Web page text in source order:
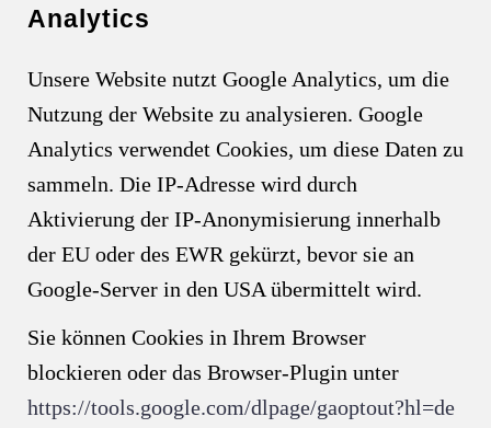
Analytics
Unsere Website nutzt Google Analytics, um die
Nutzung der Website zu analysieren. Google
Analytics verwendet Cookies, um diese Daten zu
sammeln. Die IP-Adresse wird durch
Aktivierung der IP-Anonymisierung innerhalb
der EU oder des EWR gekürzt, bevor sie an
Google-Server in den USA übermittelt wird.
Sie können Cookies in Ihrem Browser
blockieren oder das Browser-Plugin unter
https://tools.google.com/dlpage/gaoptout?hl=de